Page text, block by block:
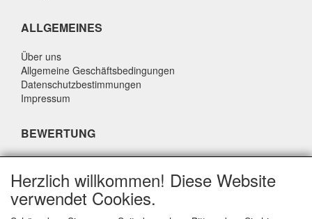
ALLGEMEINES
Über uns
Allgemeine Geschäftsbedingungen
Datenschutzbestimmungen
Impressum
BEWERTUNG
Was sagen andere über uns?
Unsere Kunden bewerten unseren Service, unsere Preise
und unsere Geschwindigkeit mit einer Durchschnittsnote von
Herzlich willkommen! Diese Website
verwendet Cookies.